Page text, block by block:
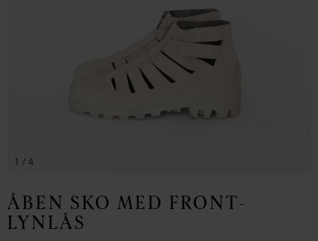
1 / 4
ÅBEN SKO MED FRONT-
LYNLÅS